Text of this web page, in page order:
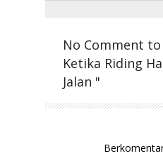
No Comment to
Ketika Riding
Jalan "